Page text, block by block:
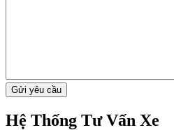
Hệ Thống Tư Vấn Xe